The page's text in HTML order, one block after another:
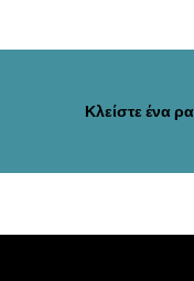
Κλείστε ένα